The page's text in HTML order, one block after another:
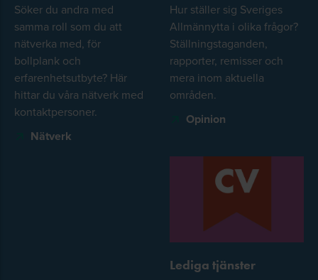
Söker du andra med
samma roll som du att
nätverka med, för
bollplank och
erfarenhetsutbyte? Här
hittar du våra nätverk med
kontaktpersoner.
Nätverk
Hur ställer sig Sveriges
Allmännytta i olika frågor?
Ställningstaganden,
rapporter, remisser och
mera inom aktuella
områden.
Opinion
Lediga tjänster